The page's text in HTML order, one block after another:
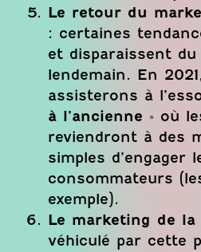
Le retour du
: certaines
et disparaissent
lendemain. En
assisterons à
à l’ancienne » où
reviendront à des
simples d’engager
consommateurs
exemple).
Le marketing de
véhiculé par cette